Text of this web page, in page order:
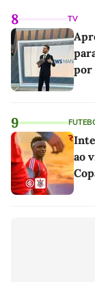
8 TV
por
9
ao